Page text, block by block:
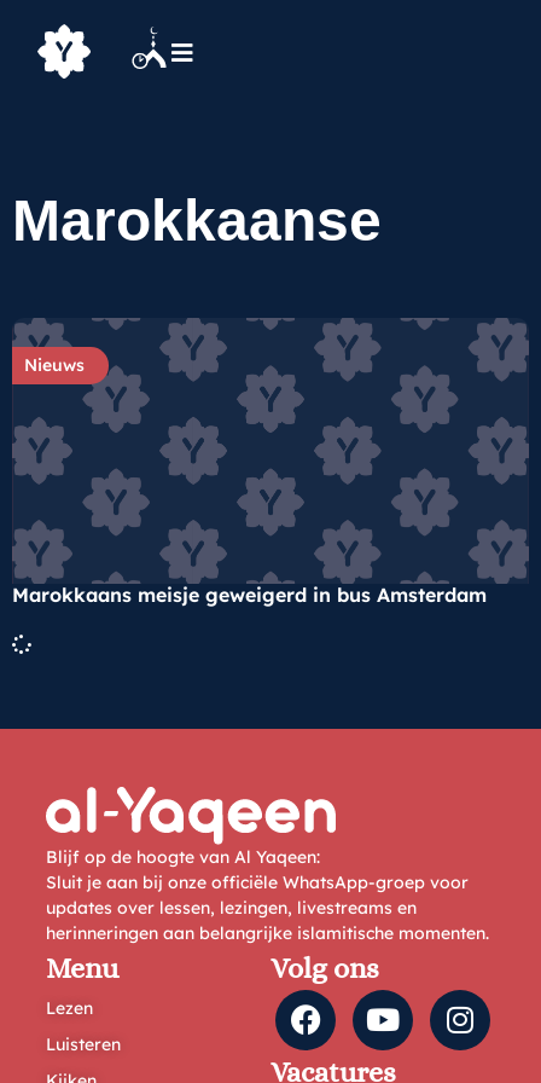
Marokkaanse
Nieuws
Marokkaans meisje geweigerd in bus Amsterdam
Blijf op de hoogte van Al Yaqeen:
Sluit je aan bij onze officiële WhatsApp-groep voor
updates over lessen, lezingen, livestreams en
herinneringen aan belangrijke islamitische momenten.
Menu
Lezen
Luisteren
Volg ons
Vacatures